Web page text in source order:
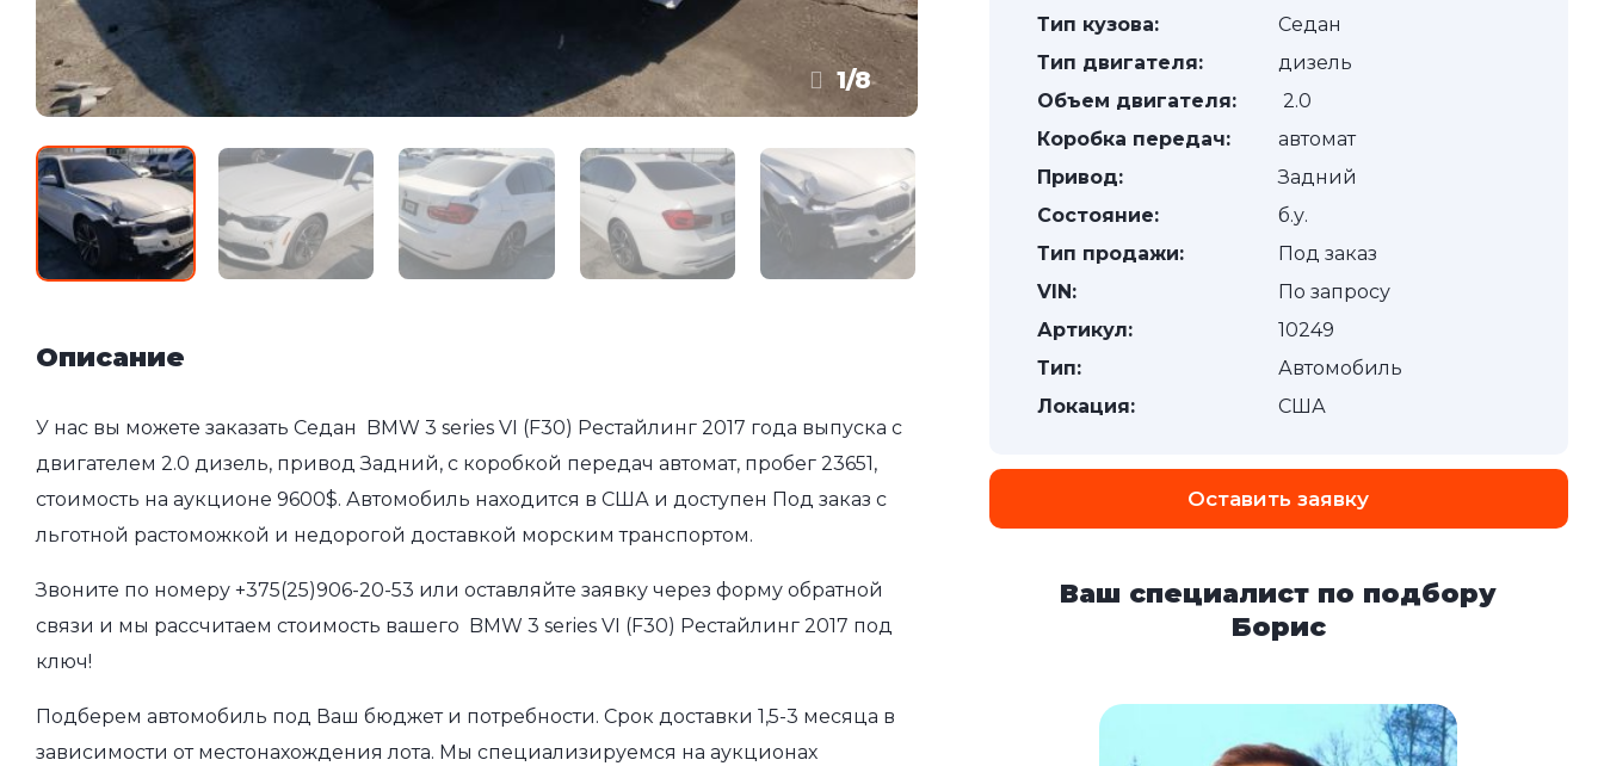
1/8
Описание
У нас вы можете заказать Седан BMW 3 series VI (F30) Рестайлинг 2017 года выпуска с
двигателем 2.0 дизель, привод Задний, с коробкой передач автомат, пробег 23651,
стоимость на аукционе 9600$. Автомобиль находится в США и доступен Под заказ с
льготной растоможкой и недорогой доставкой морским транспортом.
Звоните по номеру +375(25)906-20-53 или оставляйте заявку через форму обратной
связи и мы рассчитаем стоимость вашего BMW 3 series VI (F30) Рестайлинг 2017 под
ключ!
Подберем автомобиль под Ваш бюджет и потребности. Срок доставки 1,5-3 месяца в
зависимости от местонахождения лота. Мы специализируемся на аукционах
Тип кузова:
Седан
Тип двигателя:
дизель
Объем двигателя:
2.0
Коробка передач:
автомат
Привод:
Задний
Состояние:
б.у.
Тип продажи:
Под заказ
VIN:
По запросу
Артикул:
10249
Тип:
Автомобиль
Локация:
США
Оставить заявку
Ваш специалист по подбору
Борис